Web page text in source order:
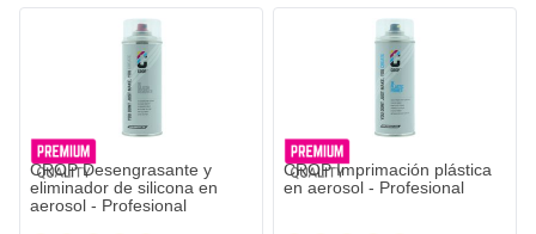
CROP Desengrasante y
eliminador de silicona en
aerosol - Profesional
CROP Imprimación plástica
en aerosol - Profesional